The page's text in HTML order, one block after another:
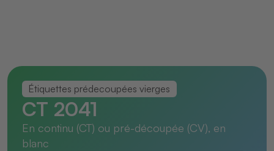
Étiquettes prédecoupées vierges
CT 2041
En continu (CT) ou pré-découpée (CV), en
blanc